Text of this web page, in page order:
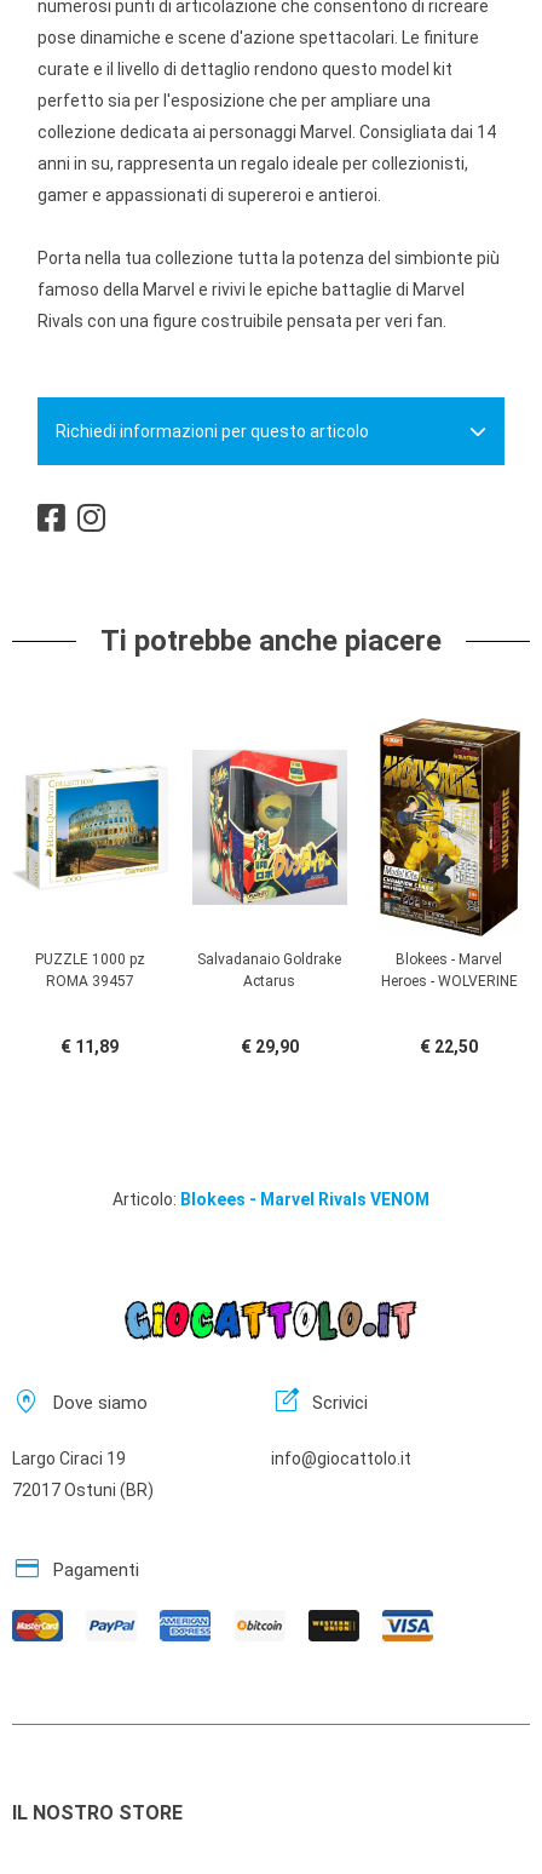
numerosi punti di articolazione che consentono di ricreare
pose dinamiche e scene d'azione spettacolari. Le finiture
curate e il livello di dettaglio rendono questo model kit
perfetto sia per l'esposizione che per ampliare una
collezione dedicata ai personaggi Marvel. Consigliata dai 14
anni in su, rappresenta un regalo ideale per collezionisti,
gamer e appassionati di supereroi e antieroi.
Porta nella tua collezione tutta la potenza del simbionte più
famoso della Marvel e rivivi le epiche battaglie di Marvel
Rivals con una figure costruibile pensata per veri fan.
Richiedi informazioni per questo articolo
Ti potrebbe anche piacere
PUZZLE 1000 pz
ROMA 39457
€ 11,89
Salvadanaio Goldrake
Actarus
€ 29,90
Blokees - Marvel
Heroes - WOLVERINE
€ 22,50
Articolo: Blokees - Marvel Rivals VENOM
home_pin Dove siamo
Largo Ciraci 19
72017 Ostuni (BR)
edit_square Scrivici
info@giocattolo.it
credit_card Pagamenti
IL NOSTRO STORE